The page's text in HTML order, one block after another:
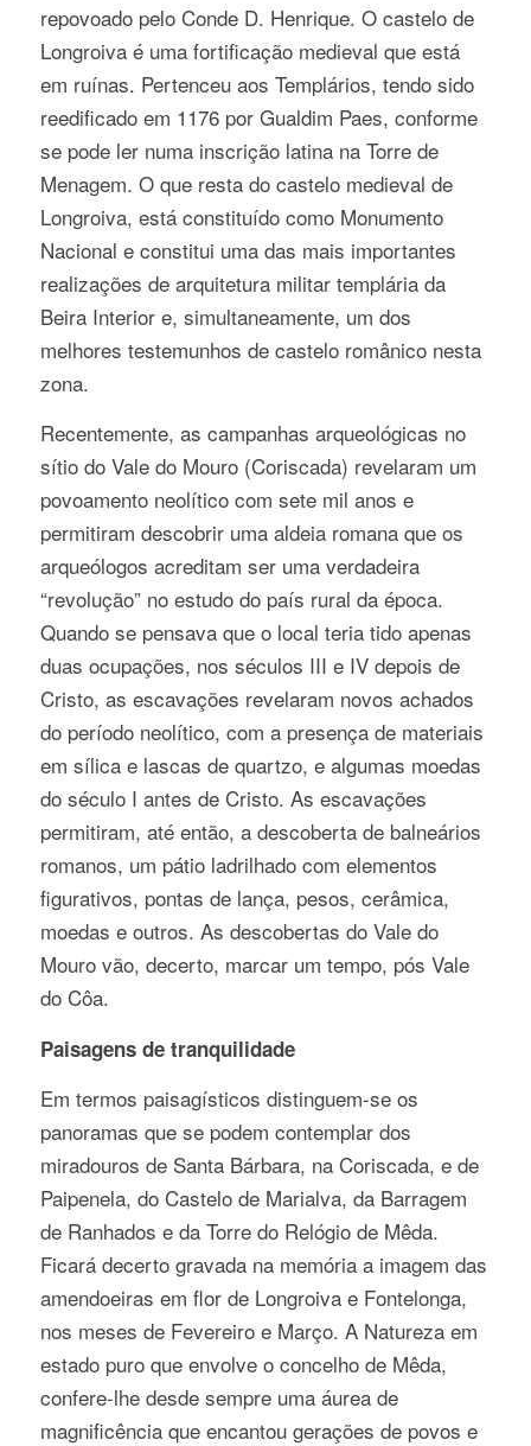
repovoado pelo Conde D. Henrique. O castelo de
Longroiva é uma fortificação medieval que está
em ruínas. Pertenceu aos Templários, tendo sido
reedificado em 1176 por Gualdim Paes, conforme
se pode ler numa inscrição latina na Torre de
Menagem. O que resta do castelo medieval de
Longroiva, está constituído como Monumento
Nacional e constitui uma das mais importantes
realizações de arquitetura militar templária da
Beira Interior e, simultaneamente, um dos
melhores testemunhos de castelo românico nesta
zona.
Recentemente, as campanhas arqueológicas no
sítio do Vale do Mouro (Coriscada) revelaram um
povoamento neolítico com sete mil anos e
permitiram descobrir uma aldeia romana que os
arqueólogos acreditam ser uma verdadeira
“revolução” no estudo do país rural da época.
Quando se pensava que o local teria tido apenas
duas ocupações, nos séculos III e IV depois de
Cristo, as escavações revelaram novos achados
do período neolítico, com a presença de materiais
em sílica e lascas de quartzo, e algumas moedas
do século I antes de Cristo. As escavações
permitiram, até então, a descoberta de balneários
romanos, um pátio ladrilhado com elementos
figurativos, pontas de lança, pesos, cerâmica,
moedas e outros. As descobertas do Vale do
Mouro vão, decerto, marcar um tempo, pós Vale
do Côa.
Paisagens de tranquilidade
Em termos paisagísticos distinguem-se os
panoramas que se podem contemplar dos
miradouros de Santa Bárbara, na Coriscada, e de
Paipenela, do Castelo de Marialva, da Barragem
de Ranhados e da Torre do Relógio de Mêda.
Ficará decerto gravada na memória a imagem das
amendoeiras em flor de Longroiva e Fontelonga,
nos meses de Fevereiro e Março. A Natureza em
estado puro que envolve o concelho de Mêda,
confere-lhe desde sempre uma áurea de
magnificência que encantou gerações de povos e